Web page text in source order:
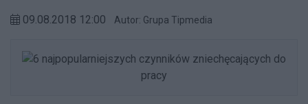
09.08.2018 12:00 Autor: Grupa Tipmedia